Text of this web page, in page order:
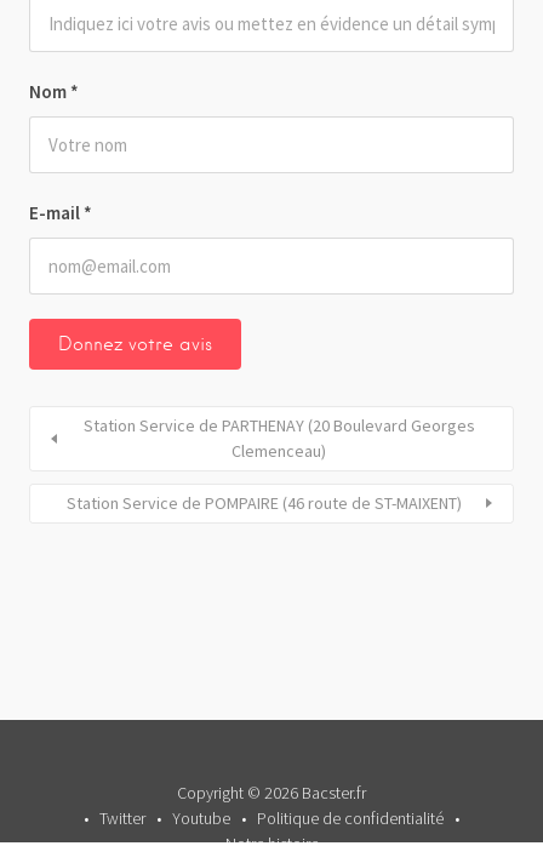
Nom *
E-mail *
Station Service de PARTHENAY (20 Boulevard Georges
Clemenceau)
Station Service de POMPAIRE (46 route de ST-MAIXENT)
Copyright © 2026 Bacster.fr
Twitter
Youtube
Politique de confidentialité